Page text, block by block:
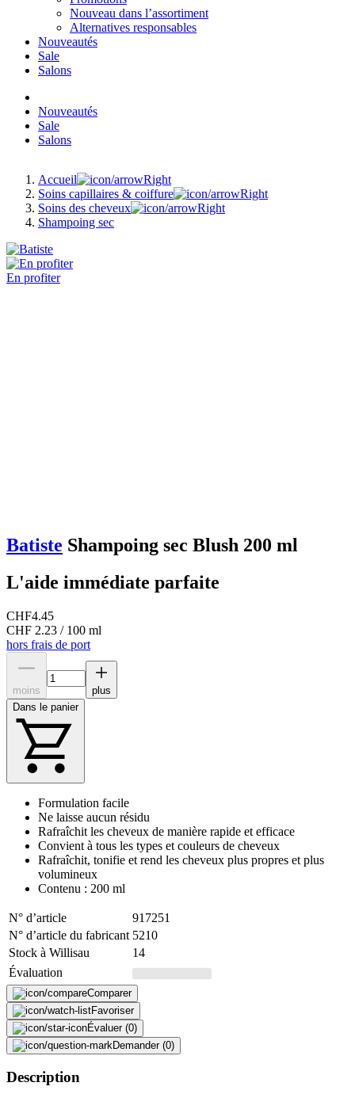
Nouveau dans l’assortiment
Alternatives responsables
Nouveautés
Sale
Salons
Nouveautés
Sale
Salons
Accueil
Soins capillaires & coiffure
Soins des cheveux
Shampoing sec
En profiter
Batiste Shampoing sec Blush 200 ml
L'aide immédiate parfaite
CHF4.45
CHF 2.23 / 100 ml
hors frais de port
moins
plus
Dans le panier
Formulation facile
Ne laisse aucun résidu
Rafraîchit les cheveux de manière rapide et efficace
Convient à tous les types et couleurs de cheveux
Rafraîchit, tonifie et rend les cheveux plus propres et plus
volumineux
Contenu : 200 ml
N° d’article
917251
N° d’article du fabricant 5210
Stock à Willisau
14
Évaluation
Comparer
Favoriser
Évaluer (0)
Demander (0)
Description